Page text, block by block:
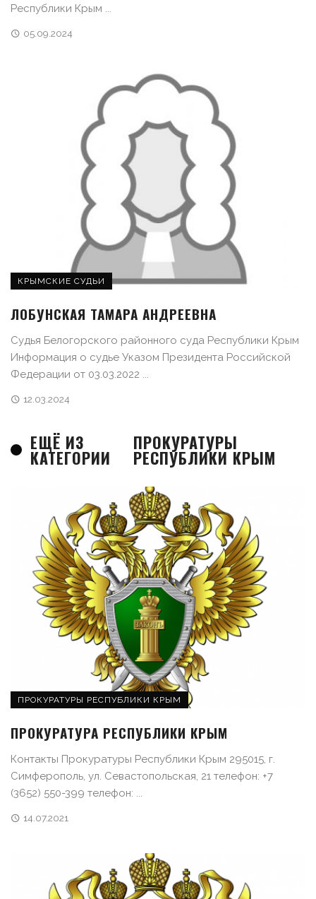
Республики Крым ...
05.09.2024
КРЫМСКИЕ СУДЬИ
ЛОБУНСКАЯ ТАМАРА АНДРЕЕВНА
Судья Белогорского районного суда Республики Крым
Информация о судье Указом Президента Российской
Федерации от 03.03.2022 ...
12.03.2024
ЕЩЁ ИЗ
КАТЕГОРИИ
ПРОКУРАТУРЫ
РЕСПУБЛИКИ КРЫМ
ПРОКУРАТУРЫ РЕСПУБЛИКИ КРЫМ
ПРОКУРАТУРА РЕСПУБЛИКИ КРЫМ
Контакты Прокуратуры Республики Крым 295015, г.
Симферополь, ул. Севастопольская, 21 телефон: +7
(3652) 550-399 телефон: ...
14.07.2021